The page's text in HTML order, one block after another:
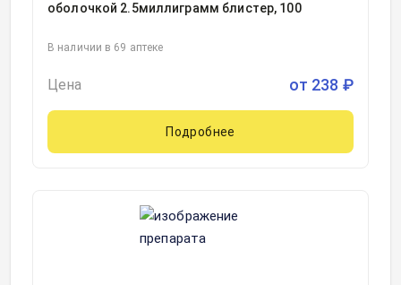
оболочкой 2.5миллиграмм блистер, 100
В наличии в 69 аптеке
Цена от 238 ₽
Подробнее